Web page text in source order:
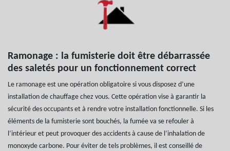
Ramonage : la fumisterie doit être débarrassée
des saletés pour un fonctionnement correct
Le ramonage est une opération obligatoire si vous disposez d’une
installation de chauffage chez vous. Cette opération vise à garantir la
sécurité des occupants et à rendre votre installation fonctionnelle. Si les
éléments de la fumisterie sont bouchés, la fumée va se refouler à
l’intérieur et peut provoquer des accidents à cause de l’inhalation de
monoxyde carbone. Pour éviter de tels problèmes, il est conseillé de